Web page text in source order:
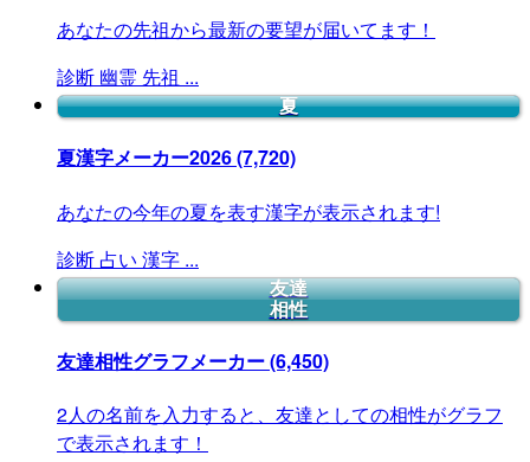
あなたの先祖から最新の要望が届いてます！
診断 幽霊 先祖 ...
夏
夏漢字メーカー2026(7,720)
あなたの今年の夏を表す漢字が表示されます!
診断 占い 漢字 ...
友達
相性
友達相性グラフメーカー(6,450)
2人の名前を入力すると、友達としての相性がグラフ
で表示されます！